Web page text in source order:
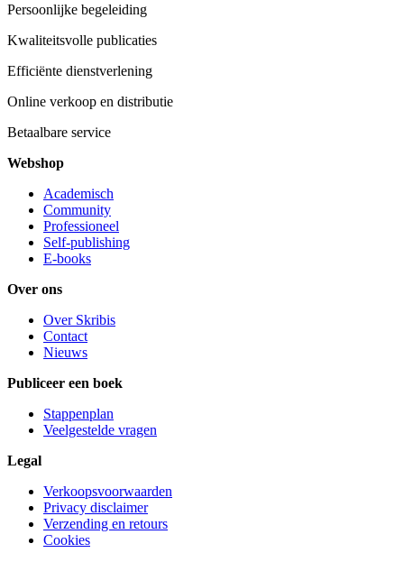
Persoonlijke begeleiding
Kwaliteitsvolle publicaties
Efficiënte dienstverlening
Online verkoop en distributie
Betaalbare service
Webshop
Academisch
Community
Professioneel
Self-publishing
E-books
Over ons
Over Skribis
Contact
Nieuws
Publiceer een boek
Stappenplan
Veelgestelde vragen
Legal
Verkoopsvoorwaarden
Privacy disclaimer
Verzending en retours
Cookies